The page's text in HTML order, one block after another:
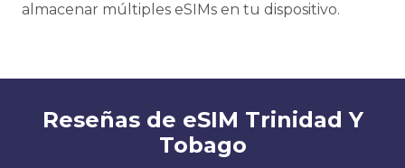
almacenar múltiples eSIMs en tu dispositivo.
Reseñas de eSIM Trinidad Y
Tobago